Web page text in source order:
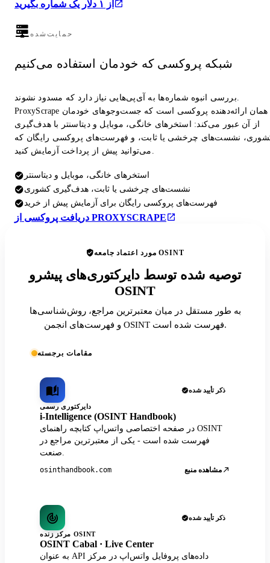
از ۱ دلار یک شماره بگیرید
حمایت‌شده
شبکه پروکسی که خودمان استفاده می‌کنیم
بررسی انبوه شماره‌ها به آی‌پی‌هایی نیاز دارد که مسدود نشوند.
ProxyScrape همان ارائه‌دهنده پروکسی است که جست‌وجوهای خودمان
از آن عبور می‌کند: استخرهای خانگی، موبایل و دیتاسنتر با هدف‌گیری
نشست‌های چرخشی یا ثابت، و فهرست‌های پروکسی رایگان که
می‌توانید پیش از پرداخت آزمایش کنید.
استخرهای خانگی، موبایل و دیتاسنتر
نشست‌های چرخشی یا ثابت، هدف‌گیری کشوری
فهرست‌های پروکسی رایگان برای آزمایش پیش از خرید
دریافت پروکسی از PROXYSCRAPE
مورد اعتماد جامعه OSINT
توصیه شده توسط دایرکتوری‌های پیشرو
OSINT
به طور مستقل در میان معتبرترین مراجع، روش‌شناسی‌ها
و فهرست‌های انجمن OSINT فهرست شده است.
مقامات برجسته
ذکر تأیید شده
دایرکتوری رسمی
i-Intelligence (OSINT Handbook)
در صفحه اختصاصی واتس‌اپ کتابچه راهنمای OSINT
فهرست شده است - یکی از معتبرترین مراجع در
صنعت.
osinthandbook.com مشاهده منبع
ذکر تأیید شده
مرکز زنده OSINT
OSINT Cabal · Live Center
به عنوان API داده‌های پروفایل واتس‌اپ در مرکز